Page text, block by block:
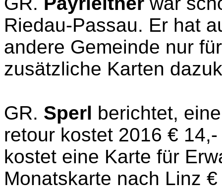
Riedau-Passau. Er hat
andere Gemeinde nur
zusätzliche Karten
GR. Sperl berichtet,
retour kostet 2016 €
kostet eine Karte für
Monatskarte nach Linz